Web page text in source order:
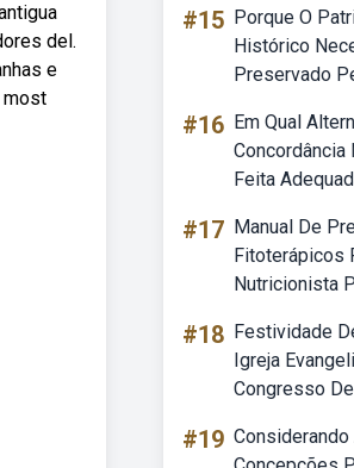
del.
e
most
#15 Porque O
Histórico
Preservado
#16 Em Qual
Concordância
Feita
#17 Manual De
Fitoterápicos
Nutricionista
#18 Festividade
Igreja
Congresso
#19